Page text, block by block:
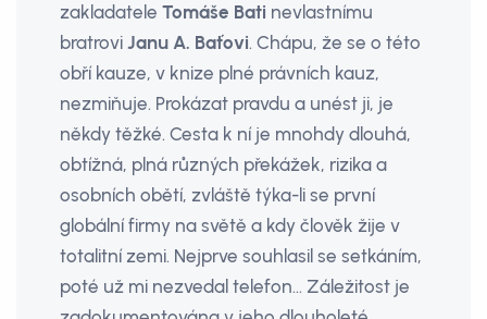
zakladatele Tomáše Bati nevlastnímu
bratrovi Janu A. Baťovi. Chápu, že se o této
obří kauze, v knize plné právních kauz,
nezmiňuje. Prokázat pravdu a unést ji, je
někdy těžké. Cesta k ní je mnohdy dlouhá,
obtížná, plná různých překážek, rizika a
osobních obětí, zvláště týka-li se první
globální firmy na světě a kdy člověk žije v
totalitní zemi. Nejprve souhlasil se setkáním,
poté už mi nezvedal telefon… Záležitost je